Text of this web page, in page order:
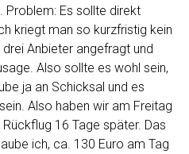
Problem: Es sollte direkt
kriegt man so kurzfristig kein
Anbieter angefragt und
Also sollte es wohl sein,
ja an Schicksal und es
Also haben wir am Freitag
16 Tage später. Das
ich, ca. 130 Euro am Tag